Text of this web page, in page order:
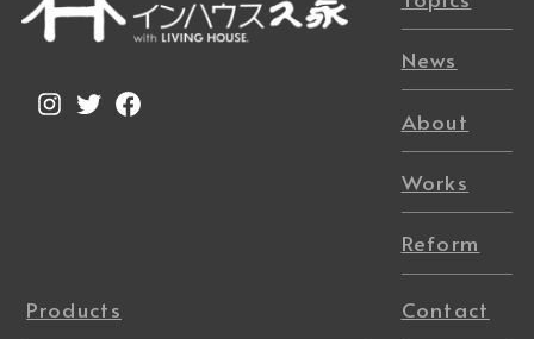
Instagram
TwitterFacebook
News
About
Works
Reform
Products Contact